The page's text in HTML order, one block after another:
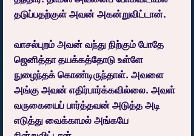
தடுப்பதற்குள் அவன் அகன்றுவிட்டான்.
வாசல்புறம் அவன் வந்து நிற்கும் போதே
ஜெனித்தா தயக்கத்தோடு உள்ளே
நுழைந்தக் கொண்டிருந்தாள். அவளை
அங்கு அவன் எதிர்பார்க்கவில்லை. அவள்
வருகையைப் பார்த்தவன் அடுத்த அடி
எடுத்து வைக்காமல் அங்கயே